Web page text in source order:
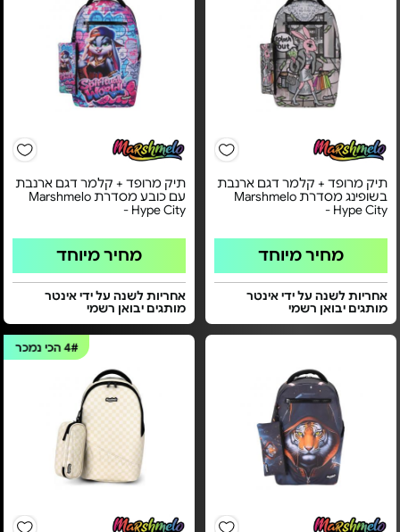
תיק מרופד + קלמר דגם ארנבת
בשופינג מסדרת Marshmelo
Hype City -
מחיר מיוחד
אחריות לשנה על ידי אינטר
מותגים יבואן רשמי
תיק מרופד + קלמר דגם ארנבת
עם כובע מסדרת Marshmelo
Hype City -
מחיר מיוחד
אחריות לשנה על ידי אינטר
מותגים יבואן רשמי
4#הכי נמכר